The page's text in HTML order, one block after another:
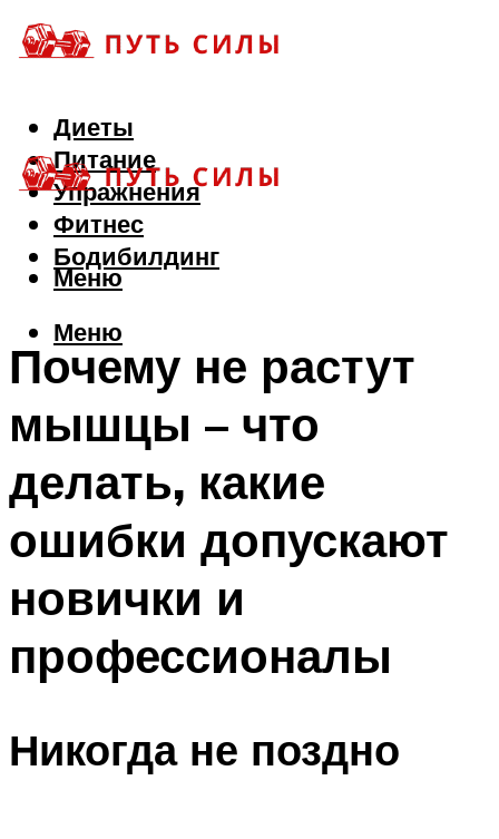
Диеты
Питание
Упражнения
Фитнес
Бодибилдинг
Меню
Меню
Почему не растут
мышцы – что
делать, какие
ошибки допускают
новички и
профессионалы
Никогда не поздно